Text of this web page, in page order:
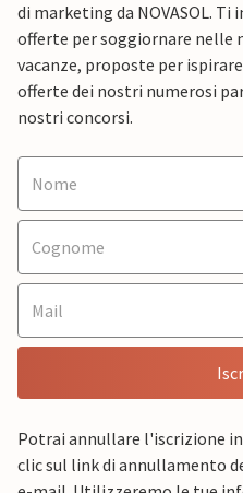
di marketing da NOVASOL.
offerte per soggiornare nelle
vacanze, proposte per
offerte dei nostri numerosi
nostri concorsi.
Potrai annullare l'iscrizione
clic sul link di annullamento